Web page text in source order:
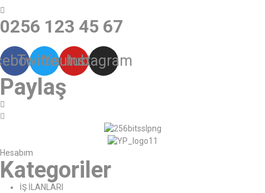
0256 123 45 67
TwitterYoutube
Instagram
Paylaş
Hesabım
Kategoriler
İŞ İLANLARI